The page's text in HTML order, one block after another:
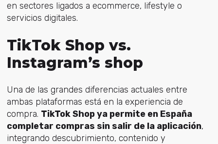
en sectores ligados a ecommerce, lifestyle o
servicios digitales.
TikTok Shop vs.
Instagram’s shop
Una de las grandes diferencias actuales entre
ambas plataformas está en la experiencia de
compra. TikTok Shop ya permite en España
completar compras sin salir de la aplicación,
integrando descubrimiento, contenido y